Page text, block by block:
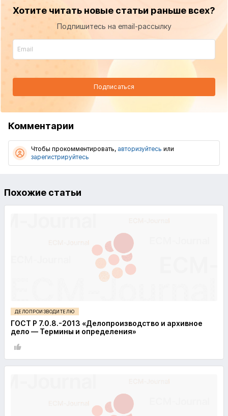
Хотите читать новые статьи раньше всех?
Подпишитесь на email-рассылку
Подписаться
Комментарии
Чтобы прокомментировать, авторизуйтесь или
зарегистрируйтесь
Похожие статьи
ДЕЛОПРОИЗВОДИТЕЛЮ
ГОСТ Р 7.0.8.-2013 «Делопроизводство и архивное
дело — Термины и определения»